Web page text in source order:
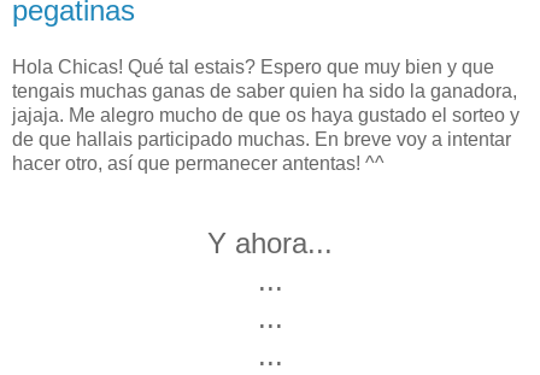
pegatinas
Hola Chicas! Qué tal estais? Espero que muy bien y que
tengais muchas ganas de saber quien ha sido la ganadora,
jajaja. Me alegro mucho de que os haya gustado el sorteo y
de que hallais participado muchas. En breve voy a intentar
hacer otro, así que permanecer antentas! ^^
Y ahora...
...
...
...